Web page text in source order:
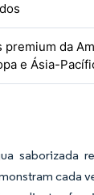
premium da
e Ásia-
saborizada
cada